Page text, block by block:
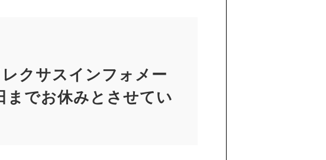
クサスインフォメー
までお休みとさせてい